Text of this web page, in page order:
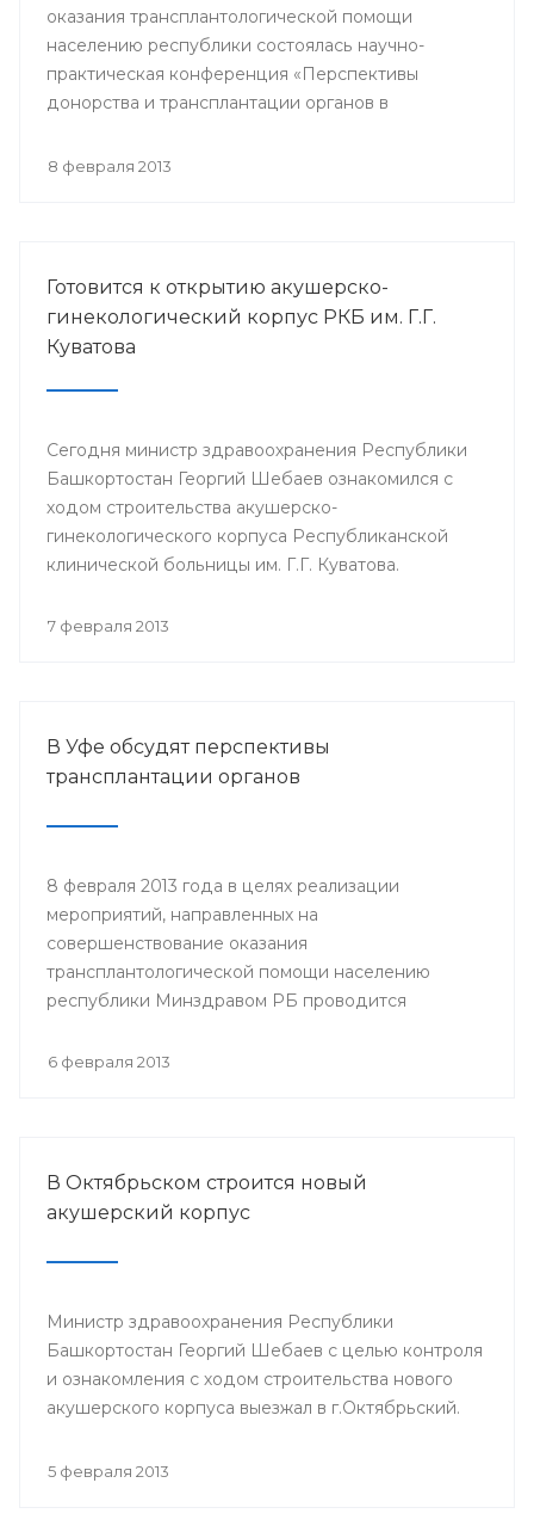
оказания трансплантологической помощи
населению республики состоялась научно-
практическая конференция «Перспективы
донорства и трансплантации органов в
8 февраля 2013
Готовится к открытию акушерско-
гинекологический корпус РКБ им. Г.Г.
Куватова
Сегодня министр здравоохранения Республики
Башкортостан Георгий Шебаев ознакомился с
ходом строительства акушерско-
гинекологического корпуса Республиканской
клинической больницы им. Г.Г. Куватова.
7 февраля 2013
В Уфе обсудят перспективы
трансплантации органов
8 февраля 2013 года в целях реализации
мероприятий, направленных на
совершенствование оказания
трансплантологической помощи населению
республики Минздравом РБ проводится
конференция «Перспективы донорства и
6 февраля 2013
В Октябрьском строится новый
акушерский корпус
Министр здравоохранения Республики
Башкортостан Георгий Шебаев с целью контроля
и ознакомления с ходом строительства нового
акушерского корпуса выезжал в г.Октябрьский.
5 февраля 2013